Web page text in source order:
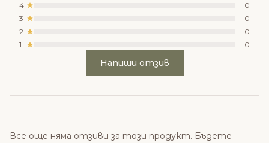
4
0
3
0
2
0
1
0
Напиши отзив
Все още няма отзиви за този продукт. Бъдете